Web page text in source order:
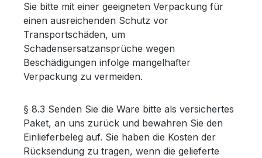
Sie bitte mit einer geeigneten Verpackung für
einen ausreichenden Schutz vor
Transportschäden, um
Schadensersatzansprüche wegen
Beschädigungen infolge mangelhafter
Verpackung zu vermeiden.
§ 8.3 Senden Sie die Ware bitte als versichertes
Paket, an uns zurück und bewahren Sie den
Einlieferbeleg auf. Sie haben die Kosten der
Rücksendung zu tragen, wenn die gelieferte